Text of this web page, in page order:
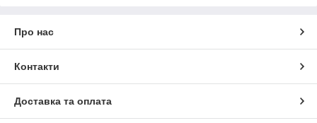
Про нас
Контакти
Доставка та оплата